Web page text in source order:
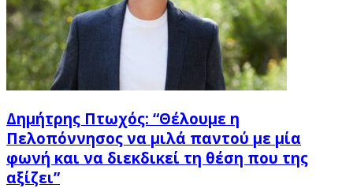
Δημήτρης Πτωχός: “Θέλουμε η
Πελοπόννησος να μιλά παντού με μία
φωνή και να διεκδικεί τη θέση που της
αξίζει”